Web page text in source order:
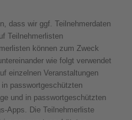
dass wir ggf. Teilnehmerdaten
Teilnehmerlisten
können zum Zweck
wie folgt verwendet
einzelnen Veranstaltungen
passwortgeschützten
und in passwortgeschützten
Apps. Die Teilnehmerliste